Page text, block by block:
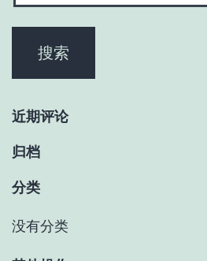
近期评论
归档
分类
没有分类